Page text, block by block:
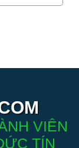
VIÊN
TÍN